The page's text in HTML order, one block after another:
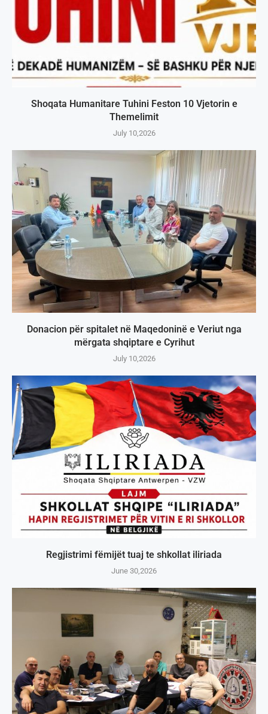
Shoqata Humanitare Tuhini Feston 10 Vjetorin e
Themelimit
July 10,2026
Donacion për spitalet në Maqedoninë e Veriut nga
mërgata shqiptare e Cyrihut
July 10,2026
Regjistrimi fëmijët tuaj te shkollat iliriada
June 30,2026